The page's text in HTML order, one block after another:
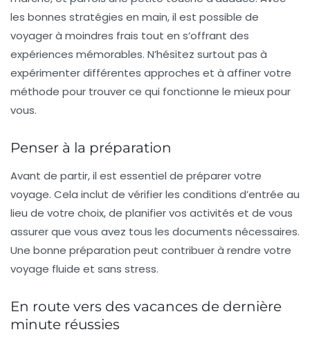
les bonnes stratégies en main, il est possible de
voyager à moindres frais tout en s’offrant des
expériences mémorables. N’hésitez surtout pas à
expérimenter différentes approches et à affiner votre
méthode pour trouver ce qui fonctionne le mieux pour
vous.
Penser à la préparation
Avant de partir, il est essentiel de préparer votre
voyage. Cela inclut de vérifier les conditions d’entrée au
lieu de votre choix, de planifier vos activités et de vous
assurer que vous avez tous les documents nécessaires.
Une bonne préparation peut contribuer à rendre votre
voyage fluide et sans stress.
En route vers des vacances de dernière
minute réussies